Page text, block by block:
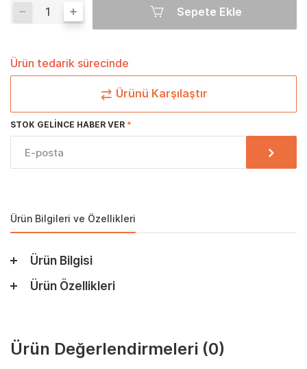
Sepete Ekle
Ürün tedarik sürecinde
Ürünü Karşılaştır
STOK GELINCE HABER VER
Ürün Bilgileri ve Özellikleri
Ürün Bilgisi
Ürün Özellikleri
Ürün Değerlendirmeleri (0)